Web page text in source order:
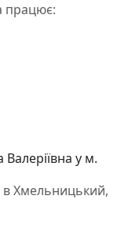
працює:
у м.
в Хмельницький,